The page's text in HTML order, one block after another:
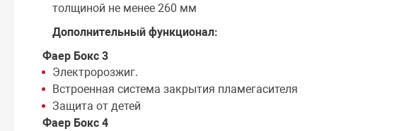
толщиной не менее 260 мм
Дополнительный функционал:
Фаер Бокс 3
Электророзжиг.
Встроенная система закрытия пламегасителя
Защита от детей
Фаер Бокс 4